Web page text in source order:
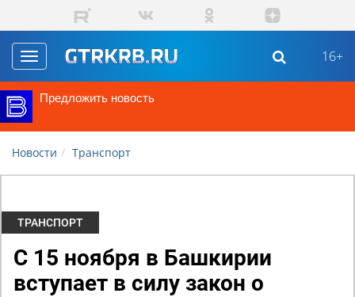
Перейти к основному содержанию
Toggle
navigation
16+
Предложить новость
Новости Транспорт
ТРАНСПОРТ
С 15 ноября в Башкирии
вступает в силу закон о